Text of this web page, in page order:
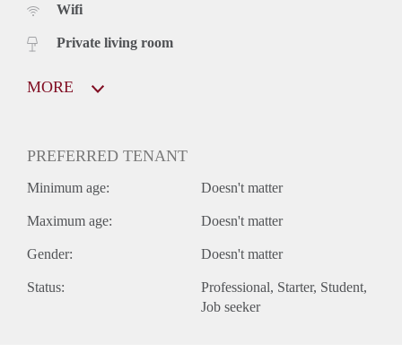
Wifi
Private living room
MORE
PREFERRED TENANT
Minimum age: Doesn't matter
Maximum age: Doesn't matter
Gender: Doesn't matter
Status: Professional Starter Student
Job seeker